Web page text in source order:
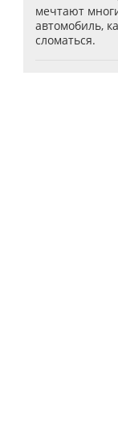
мечтают
автомобиль,
сломаться.